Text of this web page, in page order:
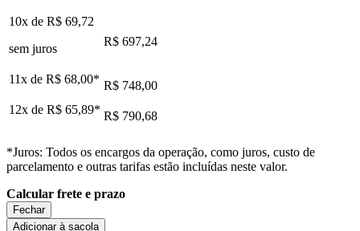
10x de R$ 69,72
sem juros
R$ 697,24
11x de R$ 68,00* R$ 748,00
12x de R$ 65,89* R$ 790,68
*Juros: Todos os encargos da operação, como juros, custo de
parcelamento e outras tarifas estão incluídas neste valor.
Calcular frete e prazo
Fechar
Adicionar à sacola